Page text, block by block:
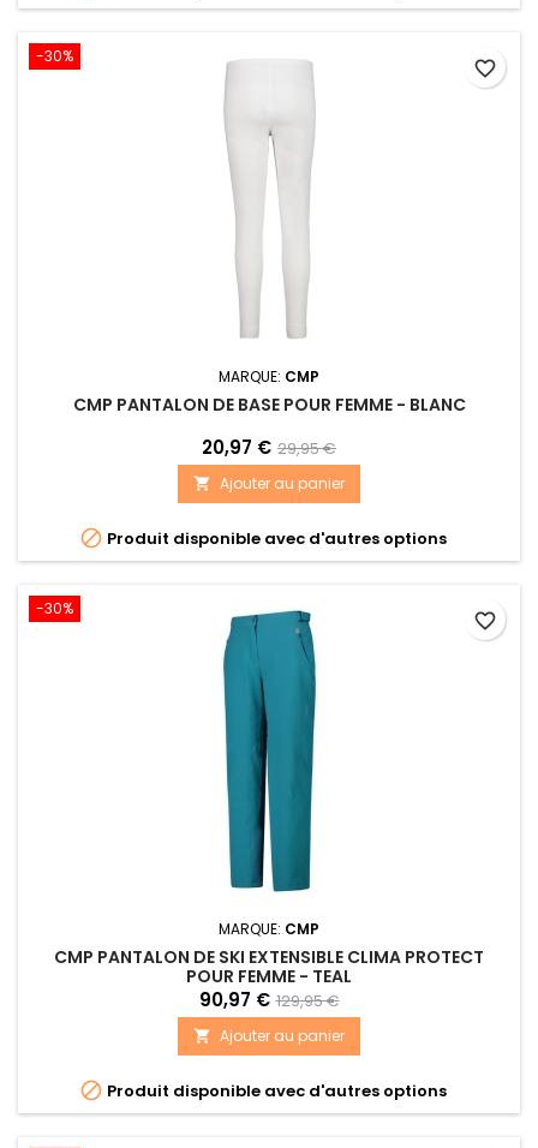
-30%
MARQUE: CMP
CMP PANTALON DE BASE POUR FEMME - BLANC
20,97 € 29,95 €
 Ajouter au panier
 Produit disponible avec d'autres options
favorite_border
-30%
MARQUE: CMP
CMP PANTALON DE SKI EXTENSIBLE CLIMA PROTECT
POUR FEMME - TEAL
90,97 € 129,95 €
 Ajouter au panier
 Produit disponible avec d'autres options
favorite_border